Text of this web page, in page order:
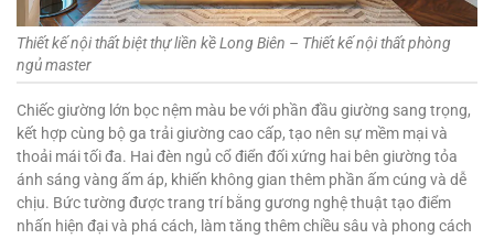
Thiết kế nội thất biệt thự liền kề Long Biên – Thiết kế nội thất phòng
ngủ master
Chiếc giường lớn bọc nệm màu be với phần đầu giường sang trọng,
kết hợp cùng bộ ga trải giường cao cấp, tạo nên sự mềm mại và
thoải mái tối đa. Hai đèn ngủ cổ điển đối xứng hai bên giường tỏa
ánh sáng vàng ấm áp, khiến không gian thêm phần ấm cúng và dễ
chịu. Bức tường được trang trí bằng gương nghệ thuật tạo điểm
nhấn hiện đại và phá cách, làm tăng thêm chiều sâu và phong cách